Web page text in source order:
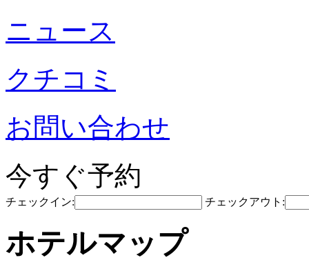
ニュース
クチコミ
お問い合わせ
今すぐ予約
チェックイン: チェックアウト:
ホテルマップ